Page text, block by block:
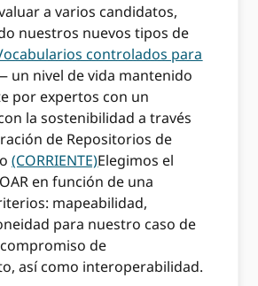
a varios candidatos,
nuestros nuevos tipos de
controlados para
un nivel de vida mantenido
por expertos con un
la sostenibilidad a través
de Repositorios de
(CORRIENTE)Elegimos el
en función de una
mapeabilidad,
para nuestro caso de
de
así como interoperabilidad.